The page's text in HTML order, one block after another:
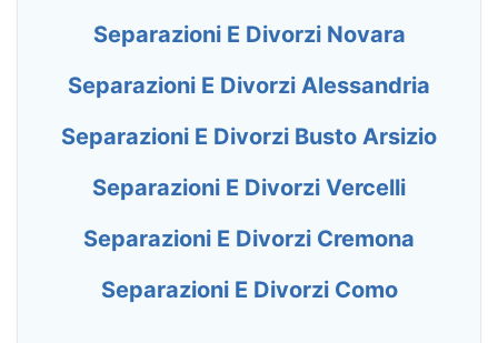
Separazioni E Divorzi Novara
Separazioni E Divorzi Alessandria
Separazioni E Divorzi Busto Arsizio
Separazioni E Divorzi Vercelli
Separazioni E Divorzi Cremona
Separazioni E Divorzi Como